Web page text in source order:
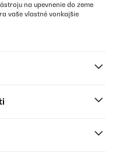
na upevnenie do zeme
vaše vlastné vonkajšie